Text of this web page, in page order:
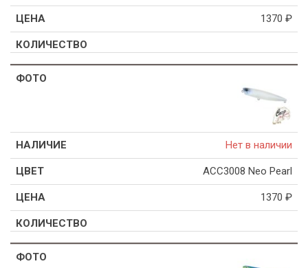
1370 ₽
Нет в наличии
ACC3008 Neo Pearl
1370 ₽